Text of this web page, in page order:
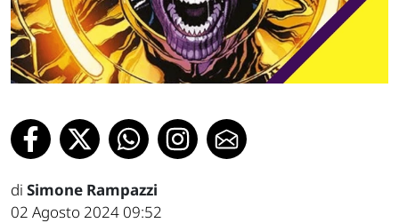
di Simone Rampazzi
02 Agosto 2024 09:52